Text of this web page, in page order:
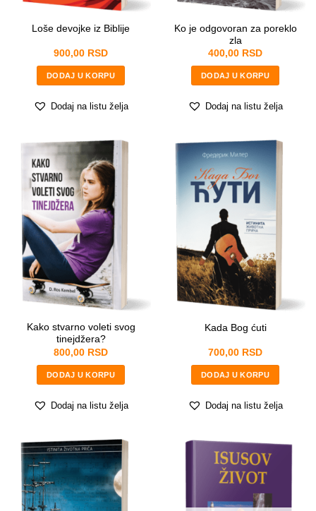
Loše devojke iz Biblije
900,00 RSD
DODAJ U KORPU
Dodaj na listu želja
Ko je odgovoran za poreklo
zla
400,00 RSD
DODAJ U KORPU
Dodaj na listu želja
Kako stvarno voleti svog
tinejdžera?
800,00 RSD
DODAJ U KORPU
Dodaj na listu želja
Kada Bog ćuti
700,00 RSD
DODAJ U KORPU
Dodaj na listu želja